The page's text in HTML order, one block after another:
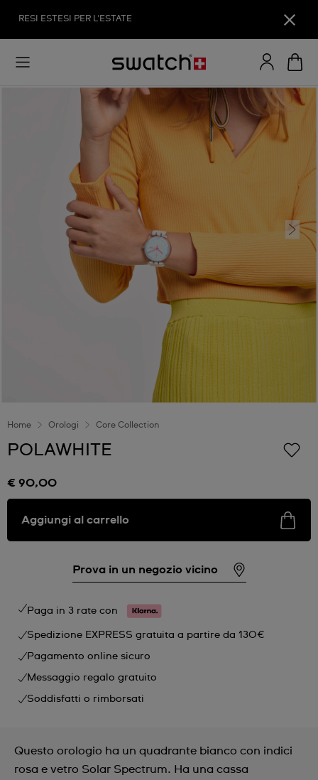
RESI ESTESI PER L'ESTATE
Home Orologi Core Collection
POLAWHITE
€ 90,00
Aggiungi al carrello
Prova in un negozio vicino
Paga in 3 rate con
Spedizione EXPRESS gratuita a partire da 130€
Pagamento online sicuro
Messaggio regalo gratuito
Soddisfatti o rimborsati
Questo orologio ha un quadrante bianco con indici
rosa e vetro Solar Spectrum. Ha una cassa